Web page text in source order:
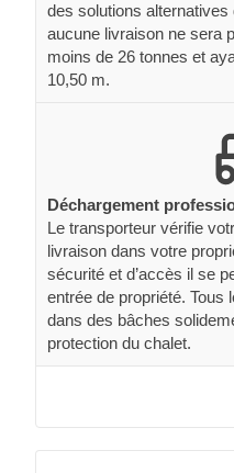
des solutions alternatives
aucune livraison ne sera
moins de 26 tonnes et
10,50 m.
Déchargement
Le transporteur vérifie
livraison dans votre
sécurité et d’accès il se
entrée de propriété. Tous
dans des bâches
protection du chalet.